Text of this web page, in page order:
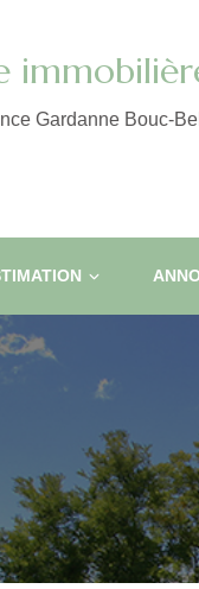
Gardanne Bouc-